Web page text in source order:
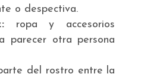
o despectiva.
ropa y accesorios
parecer otra persona
del rostro entre la